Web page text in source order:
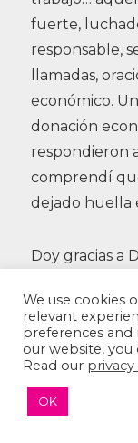
fuerte,
responsable,
llamadas,
económico.
donación
respondieron
comprendí
dejado huella
Doy gracias a
verdaderos,
quién está
fiestas, sino
incertidumbre
We use cookies
relevant
preferences and
our website, you
Read our
OK